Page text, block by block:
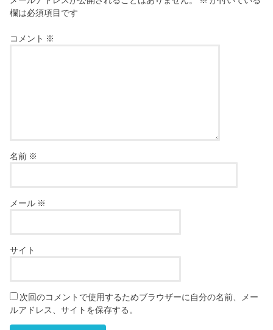
欄は必須項目です
コメント ※
名前 ※
メール ※
サイト
次回のコメントで使用するためブラウザーに自分の名前、メー
ルアドレス、サイトを保存する。